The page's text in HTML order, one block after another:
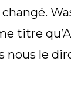
changé.
titre
nous le